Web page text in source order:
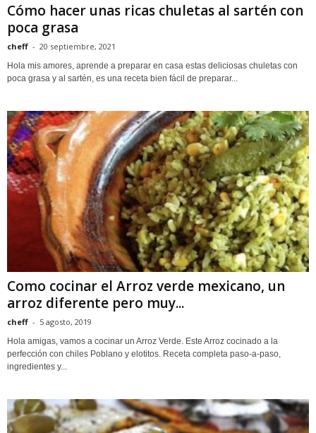
Cómo hacer unas ricas chuletas al sartén con
poca grasa
cheff - 20 septiembre, 2021
Hola mis amores, aprende a preparar en casa estas deliciosas chuletas con
poca grasa y al sartén, es una receta bien fácil de preparar...
Como cocinar el Arroz verde mexicano, un
arroz diferente pero muy...
cheff - 5 agosto, 2019
Hola amigas, vamos a cocinar un Arroz Verde. Este Arroz cocinado a la
perfección con chiles Poblano y elotitos. Receta completa paso-a-paso,
ingredientes y...